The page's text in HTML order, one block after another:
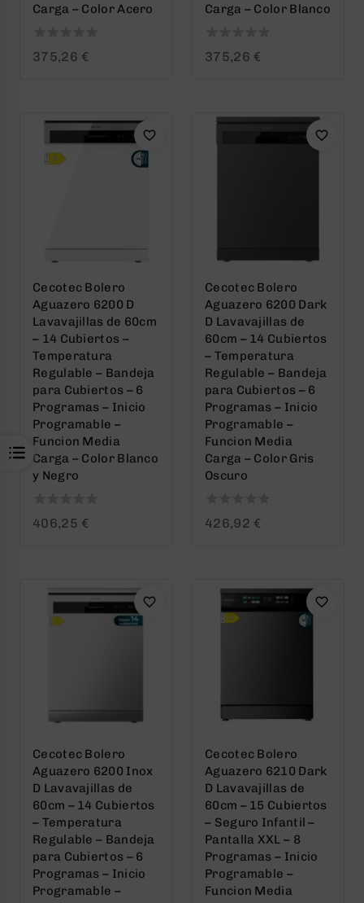
Carga – Color Acero
0
375,26 €
Carga – Color Blanco
0
375,26 €
Cecotec Bolero
Aguazero 6200 D
Lavavajillas de 60cm
– 14 Cubiertos –
Temperatura
Regulable – Bandeja
para Cubiertos – 6
Programas – Inicio
Programable –
Funcion Media
Carga – Color Blanco
y Negro
0
406,25 €
Cecotec Bolero
Aguazero 6200 Dark
D Lavavajillas de
60cm – 14 Cubiertos
– Temperatura
Regulable – Bandeja
para Cubiertos – 6
Programas – Inicio
Programable –
Funcion Media
Carga – Color Gris
Oscuro
0
426,92 €
Cecotec Bolero
Aguazero 6200 Inox
D Lavavajillas de
60cm – 14 Cubiertos
– Temperatura
Regulable – Bandeja
para Cubiertos – 6
Programas – Inicio
Programable –
Cecotec Bolero
Aguazero 6210 Dark
D Lavavajillas de
60cm – 15 Cubiertos
– Seguro Infantil –
Pantalla XXL – 8
Programas – Inicio
Programable –
Funcion Media